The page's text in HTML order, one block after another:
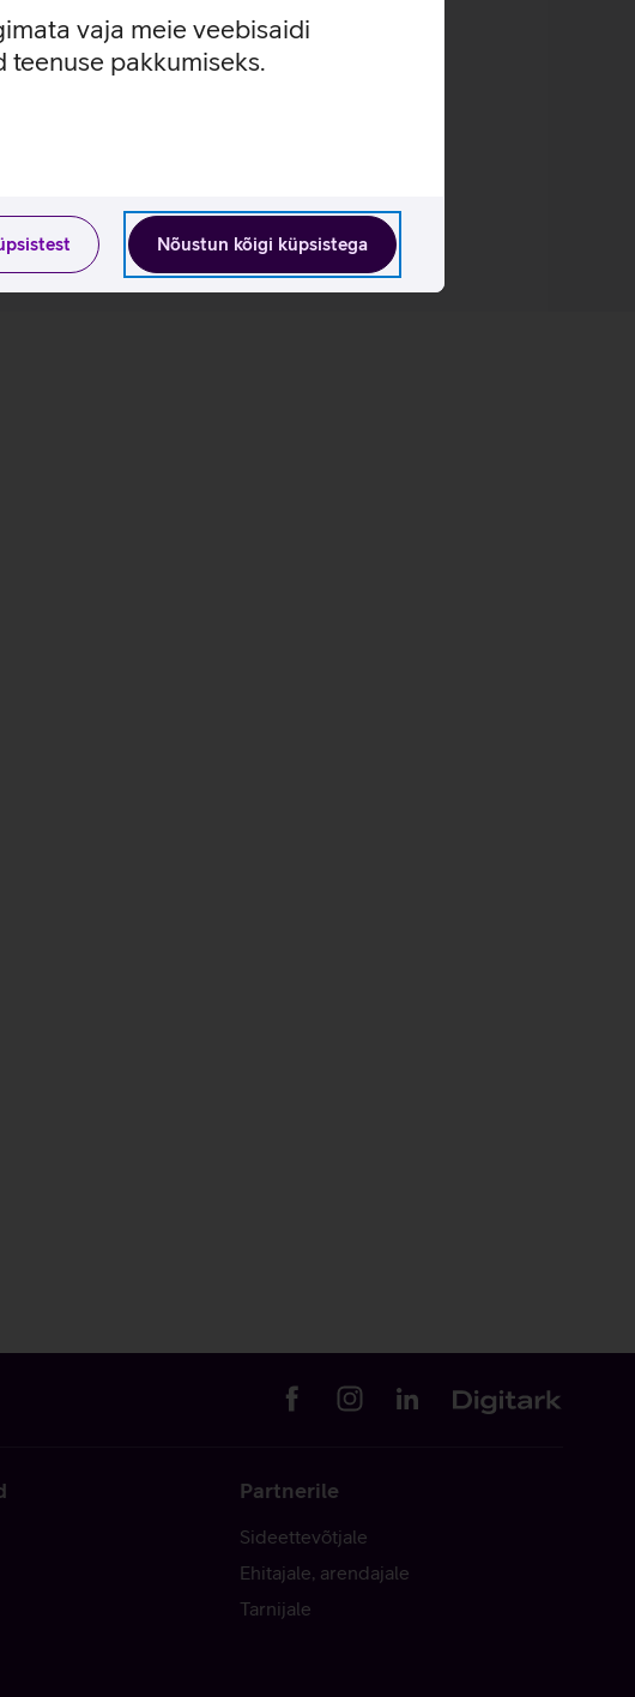
vaja meie veebisaidi
pakkumiseks.
Nõustun kõigi küpsistega
Partnerile
Sideettevõtjale
Ehitajale, arendajale
Tarnijale